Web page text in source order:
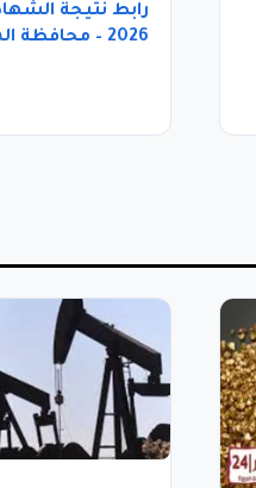
رابط نتيجة
2026 – محافظة المنوفية